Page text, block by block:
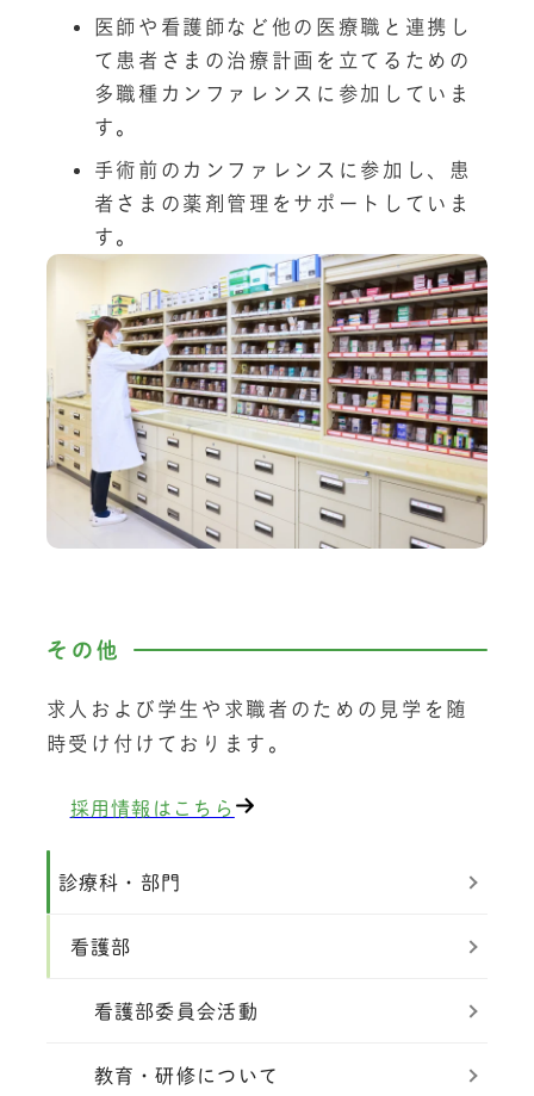
医師や看護師など他の医療職と連携し
て患者さまの治療計画を立てるための
多職種カンファレンスに参加していま
す。
手術前のカンファレンスに参加し、患
者さまの薬剤管理をサポートしていま
す。
その他
求人および学生や求職者のための見学を随
時受け付けております。
採用情報はこちら
診療科・部門
看護部
看護部委員会活動
教育・研修について